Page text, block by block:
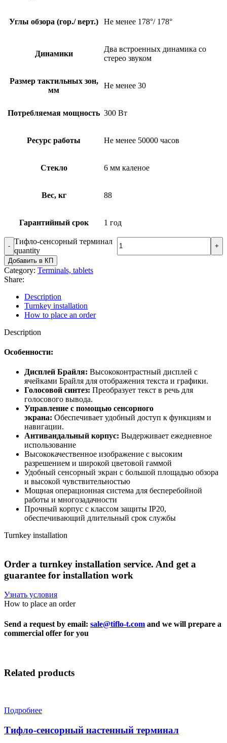
Углы обзора (гор./ верт.) Не менее 178°/ 178°
Динамики
Два встроенных динамика со
стерео звуком
Размер тактильных зон,
мм
Не менее 30
Потребляемая мощность 300 Вт
Ресурс работы Не менее 50000 часов
Стекло 6 мм каленое
Вес, кг 88
Гарантийный срок 1 год
Тифло-сенсорный терминал
quantity
Добавить в КП
Category: Terminals, tablets
Share:
Description
Turnkey installation
How to place an order
Description
Особенности:
Дисплей Брайля: Высококонтрастный дисплей с
ячейками Брайля для отображения текста и графики.
Голосовой синтез: Преобразует текст в речь для
голосового вывода.
Управление с помощью сенсорного
экрана: Обеспечивает удобный доступ к функциям и
навигации.
Антивандальный корпус: Выдерживает ежедневное
использование
Высококачественное изображение с высоким
разрешением и широкой цветовой гаммой
Удобный сенсорный экран с большой площадью обзора
и высокой чувствительностью
Мощная операционная система для бесперебойной
работы и многозадачности
Прочный корпус с классом защиты IP20,
обеспечивающий длительный срок службы
Turnkey installation
Order a turnkey installation service. And get a
guarantee for installation work
Узнать условия
How to place an order
Send a request by email: sale@tiflo-t.com and we will prepare a
commercial offer for you
Related products
Подробнее
Тифло-сенсорный настенный терминал